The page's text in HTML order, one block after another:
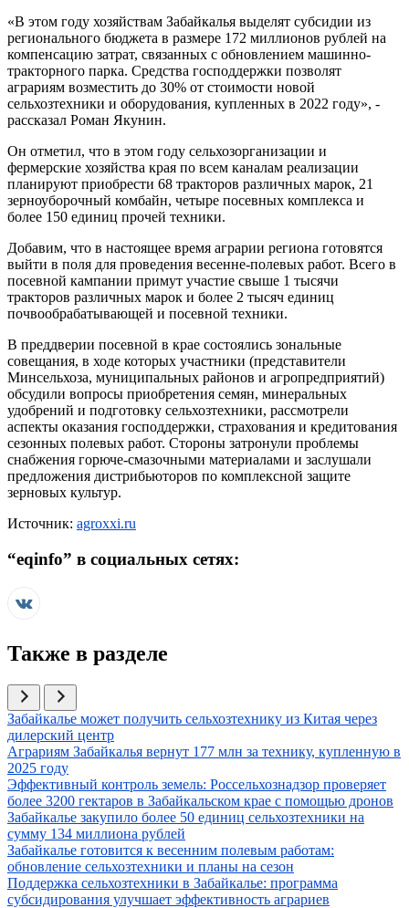
«В этом году хозяйствам Забайкалья выделят субсидии из
регионального бюджета в размере 172 миллионов рублей на
компенсацию затрат, связанных с обновлением машинно-
тракторного парка. Средства господдержки позволят
аграриям возместить до 30% от стоимости новой
сельхозтехники и оборудования, купленных в 2022 году», -
рассказал Роман Якунин.
Он отметил, что в этом году сельхозорганизации и
фермерские хозяйства края по всем каналам реализации
планируют приобрести 68 тракторов различных марок, 21
зерноуборочный комбайн, четыре посевных комплекса и
более 150 единиц прочей техники.
Добавим, что в настоящее время аграрии региона готовятся
выйти в поля для проведения весенне-полевых работ. Всего в
посевной кампании примут участие свыше 1 тысячи
тракторов различных марок и более 2 тысяч единиц
почвообрабатывающей и посевной техники.
В преддверии посевной в крае состоялись зональные
совещания, в ходе которых участники (представители
Минсельхоза, муниципальных районов и агропредприятий)
обсудили вопросы приобретения семян, минеральных
удобрений и подготовку сельхозтехники, рассмотрели
аспекты оказания господдержки, страхования и кредитования
сезонных полевых работ. Стороны затронули проблемы
снабжения горюче-смазочными материалами и заслушали
предложения дистрибьюторов по комплексной защите
зерновых культур.
Источник: agroxxi.ru
“eqinfo” в социальных сетях:
Также в разделе
Иллюстрация новости
Забайкалье может получить сельхозтехнику из Китая через
дилерский центр
Иллюстрация новости
Аграриям Забайкалья вернут 177 млн за технику, купленную в
2025 году
Иллюстрация новости
Эффективный контроль земель: Россельхознадзор проверяет
более 3200 гектаров в Забайкальском крае с помощью дронов
Иллюстрация новости
Забайкалье закупило более 50 единиц сельхозтехники на
сумму 134 миллиона рублей
Иллюстрация новости
Забайкалье готовится к весенним полевым работам:
обновление сельхозтехники и планы на сезон
Иллюстрация новости
Поддержка сельхозтехники в Забайкалье: программа
субсидирования улучшает эффективность аграриев